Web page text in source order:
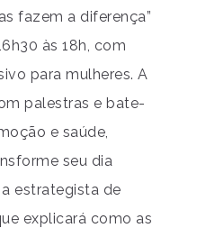
fazem a diferença”
às 18h, com
para mulheres. A
palestras e bate-
e saúde,
seu dia
estrategista de
explicará como as